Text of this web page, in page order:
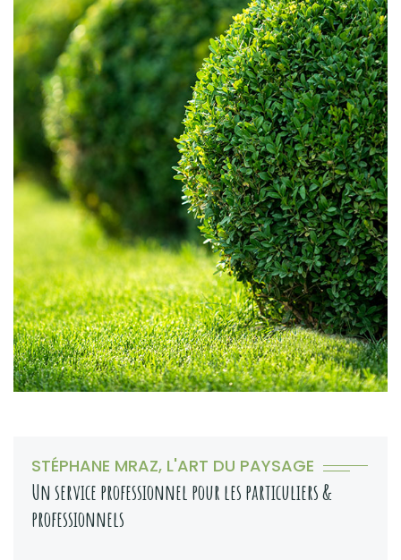
STÉPHANE MRAZ, L'ART DU PAYSAGE
Un service professionnel pour les particuliers &
professionnels